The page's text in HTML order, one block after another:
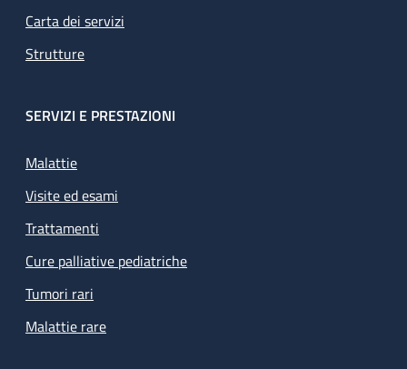
Carta dei servizi
Strutture
SERVIZI E PRESTAZIONI
Malattie
Visite ed esami
Trattamenti
Cure palliative pediatriche
Tumori rari
Malattie rare